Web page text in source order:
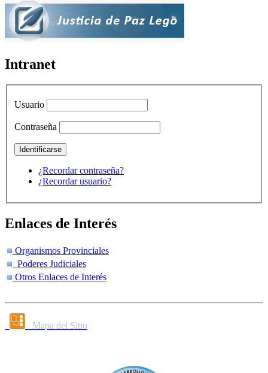
Intranet
Usuario
Contraseña
¿Recordar contraseña?
¿Recordar usuario?
Enlaces de Interés
Organismos Provinciales
Poderes Judiciales
Otros Enlaces de Interés
Mapa del Sitio